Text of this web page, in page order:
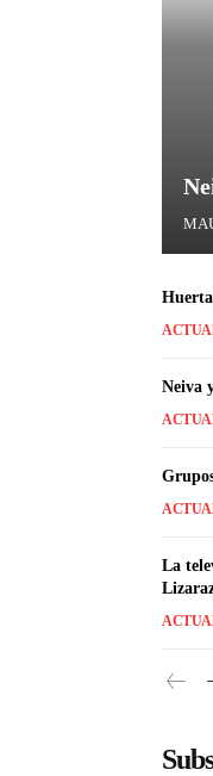
Neiva
La